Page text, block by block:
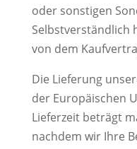
oder sonstigen
Selbstverständlich
von dem
Die Lieferung
der Europäischen
Lieferzeit beträgt
nachdem wir Ihre